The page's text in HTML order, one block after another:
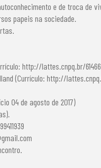
e de troca de
papeis na sociedade.
http://lattes.cnpq.br/
(Currículo: http://
04 de agosto de 2017)